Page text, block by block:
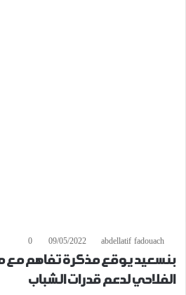
abdellatif fadouach
09/05/2022
0
بنسعيد يوقع مذكرة تفاهم مع
الفلاحي لدعم قدرات الشباب